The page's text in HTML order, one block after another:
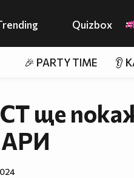
Quizbox
🎉 PARTY TIME 👂
ще